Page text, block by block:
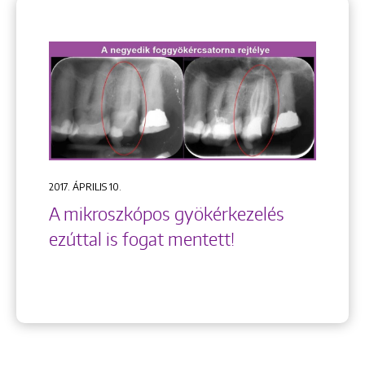
2017. ÁPRILIS 10.
A mikroszkópos gyökérkezelés
ezúttal is fogat mentett!